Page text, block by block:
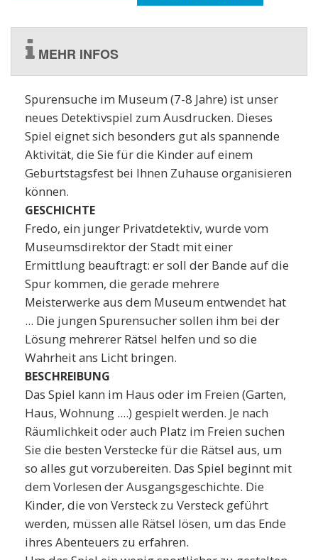
MEHR INFOS
Spurensuche im Museum (7-8 Jahre) ist unser
neues Detektivspiel zum Ausdrucken. Dieses
Spiel eignet sich besonders gut als spannende
Aktivität, die Sie für die Kinder auf einem
Geburtstagsfest bei Ihnen Zuhause organisieren
können.
GESCHICHTE
Fredo, ein junger Privatdetektiv, wurde vom
Museumsdirektor der Stadt mit einer
Ermittlung beauftragt: er soll der Bande auf die
Spur kommen, die gerade mehrere
Meisterwerke aus dem Museum entwendet hat
... Die jungen Spurensucher sollen ihm bei der
Lösung mehrerer Rätsel helfen und so die
Wahrheit ans Licht bringen.
BESCHREIBUNG
Das Spiel kann im Haus oder im Freien (Garten,
Haus, Wohnung ....) gespielt werden. Je nach
Räumlichkeit oder auch Platz im Freien suchen
Sie die besten Verstecke für die Rätsel aus, um
so alles gut vorzubereiten. Das Spiel beginnt mit
dem Vorlesen der Ausgangsgeschichte. Die
Kinder, die von Versteck zu Versteck geführt
werden, müssen alle Rätsel lösen, um das Ende
ihres Abenteuers zu erfahren.